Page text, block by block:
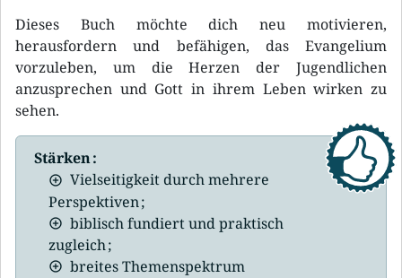
Dieses Buch möchte dich neu motivieren,
herausfordern und befähigen, das Evangelium
vorzuleben, um die Herzen der Jugendlichen
anzusprechen und Gott in ihrem Leben wirken zu
sehen.
Stärken :
Vielseitigkeit durch mehrere
Perspektiven ;
biblisch fundiert und praktisch
zugleich ;
breites Themenspektrum